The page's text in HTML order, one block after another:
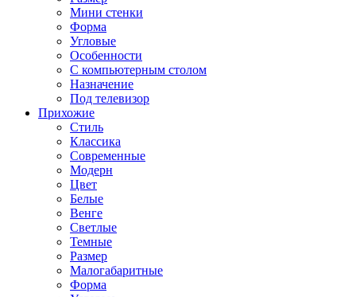
Мини стенки
Форма
Угловые
Особенности
С компьютерным столом
Назначение
Под телевизор
Прихожие
Стиль
Классика
Современные
Модерн
Цвет
Белые
Венге
Светлые
Темные
Размер
Малогабаритные
Форма